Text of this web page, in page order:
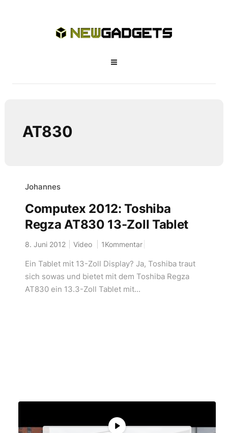
AT830
Johannes
Computex 2012: Toshiba
Regza AT830 13-Zoll Tablet
8. Juni 2012 Video 1Kommentar
Ein Tablet mit 13-Zoll Display? Ja, Toshiba traut
sich sowas und bietet mit dem Toshiba Regza
AT830 ein 13.3-Zoll Tablet mit...